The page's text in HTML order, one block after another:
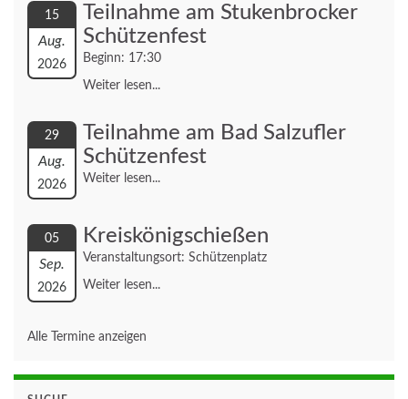
15
Aug.
2026
Teilnahme am Stukenbrocker
Schützenfest
Beginn: 17:30
Weiter lesen...
29
Aug.
2026
Teilnahme am Bad Salzufler
Schützenfest
Weiter lesen...
05
Sep.
2026
Kreiskönigschießen
Veranstaltungsort: Schützenplatz
Weiter lesen...
Alle Termine anzeigen